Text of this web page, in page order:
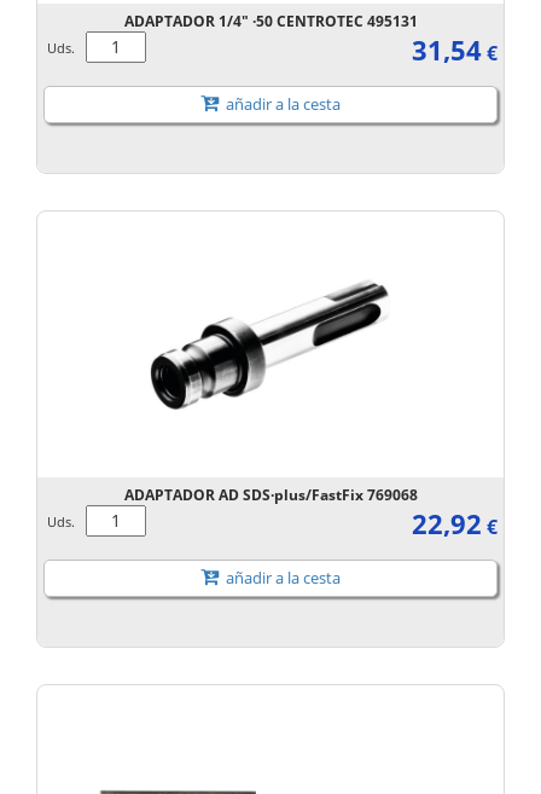
ADAPTADOR 1/4" ·50 CENTROTEC 495131
Uds. 31,54€
añadir a la cesta
ADAPTADOR AD SDS·plus/FastFix 769068
Uds. 22,92 €
añadir a la cesta